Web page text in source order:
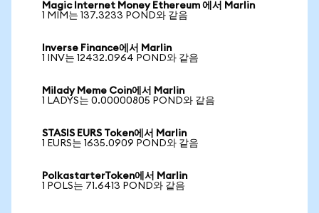
Magic Internet Money Ethereum 에서 Marlin
1 MIM는 137.3233 POND와 같음
Inverse Finance에서 Marlin
1 INV는 12432.0964 POND와 같음
Milady Meme Coin에서 Marlin
1 LADYS는 0.00000805 POND와 같음
STASIS EURS Token에서 Marlin
1 EURS는 1635.0909 POND와 같음
PolkastarterToken에서 Marlin
1 POLS는 71.6413 POND와 같음